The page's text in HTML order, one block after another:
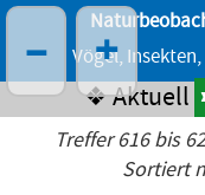
Vögel,
❖ Aktuell
Treffer 616 bis
Sortiert
– +